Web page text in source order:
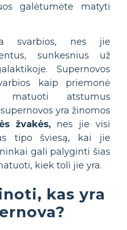
galėtumėte matyti
svarbios, nes jie
sunkesnius už
Supernovos
kaip priemonė
matuoti atstumus
yra žinomos
žvakės, nes jie visi
tipo šviesą, kai jie
gali palyginti šias
kiek toli jie yra.
kas yra